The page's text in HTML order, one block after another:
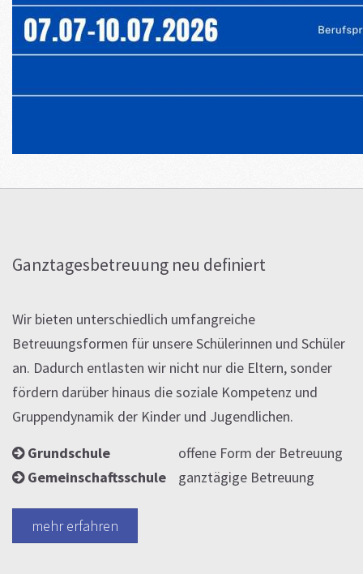
Ganztagesbetreuung neu definiert
Wir bieten unterschiedlich umfangreiche
Betreuungsformen für unsere Schülerinnen und Schüler
an. Dadurch entlasten wir nicht nur die Eltern, sonder
fördern darüber hinaus die soziale Kompetenz und
Gruppendynamik der Kinder und Jugendlichen.
Grundschule
offene Form der Betreuung
Gemeinschaftsschule
ganztägige Betreuung
mehr erfahren